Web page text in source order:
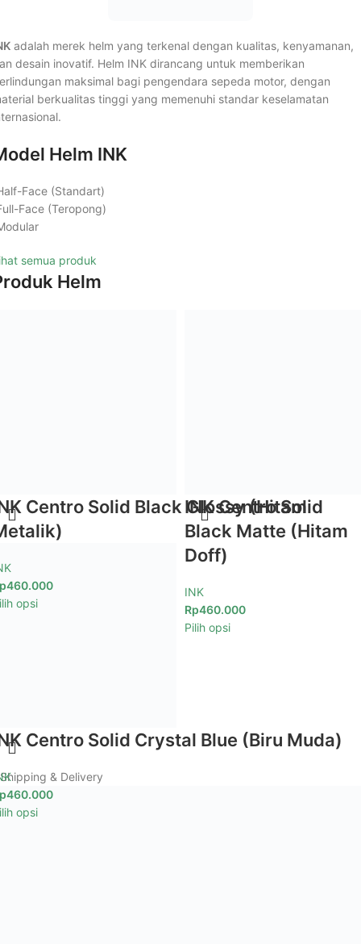
adalah merek helm yang terkenal dengan kualitas, kenyamanan,
desain inovatif. Helm INK dirancang untuk memberikan
maksimal bagi pengendara sepeda motor, dengan
berkualitas tinggi yang memenuhi standar keselamatan
Helm INK
Face (Standart)
Face (Teropong)
semua produk
Helm
Centro Solid Black Glossy (Hitam
460.000
opsi
INK Centro Solid
Black Matte (Hitam
Doff)
INK
Rp460.000
Pilih opsi
Centro Solid Crystal Blue (Biru Muda)
460.000
opsi
Shipping & Delivery